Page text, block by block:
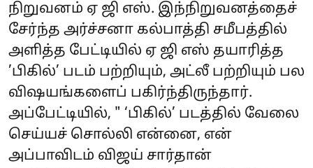
நிறுவனம் ஏ ஜி எஸ். இந்நிறுவனத்தைச்
சேர்ந்த அர்ச்சனா கல்பாத்தி சமீபத்தில்
அளித்த பேட்டியில் ஏ ஜி எஸ் தயாரித்த
’பிகில்’ படம் பற்றியும், அட்லீ பற்றியும் பல
விஷயங்களைப் பகிர்ந்திருந்தார்.
அப்பேட்டியில், " ‘பிகில்’ படத்தில் வேலை
செய்யச் சொல்லி என்னை, என்
அப்பாவிடம் விஜய் சார்தான்